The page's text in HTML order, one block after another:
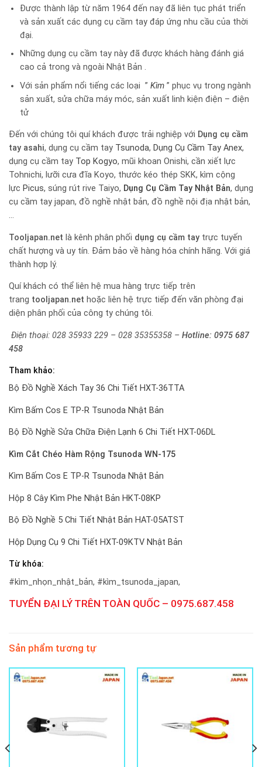
Được thành lập từ năm 1964 đến nay đã liên tục phát triển
và sản xuất các dụng cụ cầm tay đáp ứng nhu cầu của thời
đại.
Những dụng cụ cầm tay này đã được khách hàng đánh giá
cao cả trong và ngoài Nhật Bản .
Với sản phẩm nổi tiếng các loại ” Kìm” phục vụ trong ngành
sản xuất, sửa chữa máy móc, sản xuất linh kiện điện – điện
tử
Đến với chúng tôi quí khách được trải nghiệp với Dụng cụ cầm
tay asahi, dụng cụ cầm tay Tsunoda, Dụng Cụ Cầm Tay Anex,
dụng cụ cầm tay Top Kogyo, mũi khoan Onishi, cần xiết lực
Tohnichi, lưỡi cưa đĩa Koyo, thước kéo thép SKK, kìm cộng
lực Picus, súng rút rive Taiyo, Dụng Cụ Cầm Tay Nhật Bản, dụng
cụ cầm tay japan, đồ nghề nhật bản, đồ nghề nội địa nhật bản,
…
Tooljapan.net là kênh phân phối dụng cụ cầm tay trực tuyến
chất hượng và uy tín. Đảm bảo về hàng hóa chính hãng. Với giá
thành hợp lý.
Quí khách có thể liên hệ mua hàng trực tiếp trên
trang tooljapan.net hoặc liên hệ trực tiếp đến văn phòng đại
diện phân phối của công ty chúng tôi.
Điện thoại: 028 35933 229 – 028 35355358 – Hotline: 0975 687
458
Tham khảo:
Bộ Đồ Nghề Xách Tay 36 Chi Tiết HXT-36TTA
Kìm Bấm Cos E TP-R Tsunoda Nhật Bản
Bộ Đồ Nghề Sửa Chữa Điện Lạnh 6 Chi Tiết HXT-06DL
Kìm Cắt Chéo Hàm Rộng Tsunoda WN-175
Kìm Bấm Cos E TP-R Tsunoda Nhật Bản
Hộp 8 Cây Kìm Phe Nhật Bản HKT-08KP
Bộ Đồ Nghề 5 Chi Tiết Nhật Bản HAT-05ATST
Hộp Dụng Cụ 9 Chi Tiết HXT-09KTV Nhật Bản
Từ khóa:
#kìm_nhọn_nhật_bản, #kìm_tsunoda_japan,
TUYỂN ĐẠI LÝ TRÊN TOÀN QUỐC – 0975.687.458
Sản phẩm tương tự